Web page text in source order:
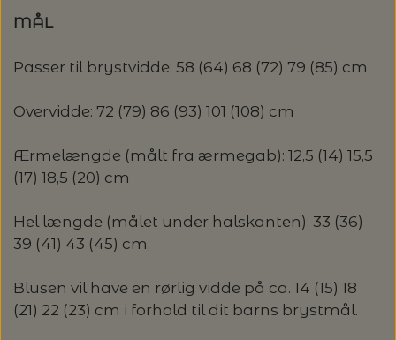
PÅ ALLE KITS
SPAR 40% - GLERUPS STØVLER BØRN (STR.
JULEBRODERIER
20%
PERMIN
SUSIE HAUMANN
MAGMA
SAKSE
STRIKKE- OG SYNÅLE
TRYKLÅSE
MÅL
Passer til brystvidde: 58 (64) 68 (72) 79 (85) cm
Overvidde: 72 (79) 86 (93) 101 (108) cm
Ærmelængde (målt fra ærmegab): 12,5 (14) 15,5
(17) 18,5 (20) cm
Hel længde (målet under halskanten): 33 (36)
39 (41) 43 (45) cm,
Blusen vil have en rørlig vidde på ca. 14 (15) 18
(21) 22 (23) cm i forhold til dit barns brystmål.